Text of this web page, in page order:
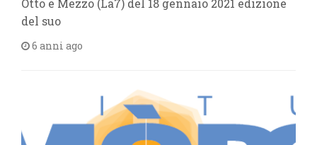
Otto e Mezzo (La7) del 18 gennaio 2021 edizione
del suo
6 anni ago